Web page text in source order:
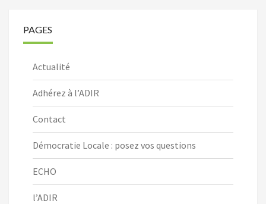
PAGES
Actualité
Adhérez à l’ADIR
Contact
Démocratie Locale : posez vos questions
ECHO
l’ADIR